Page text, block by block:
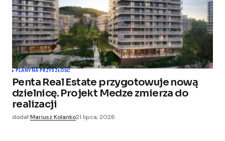
PLANY NA PRZYSZŁOŚĆ
Penta Real Estate przygotowuje nową
dzielnicę. Projekt Medze zmierza do
realizacji
dodałMariusz Kolanko21 lipca, 2026